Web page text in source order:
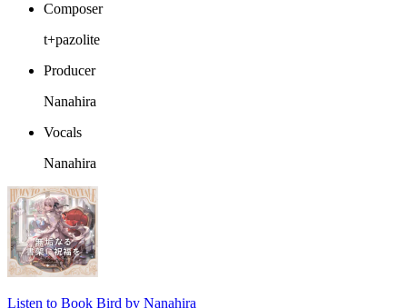
Composer
t+pazolite
Producer
Nanahira
Vocals
Nanahira
Listen to Book Bird by Nanahira